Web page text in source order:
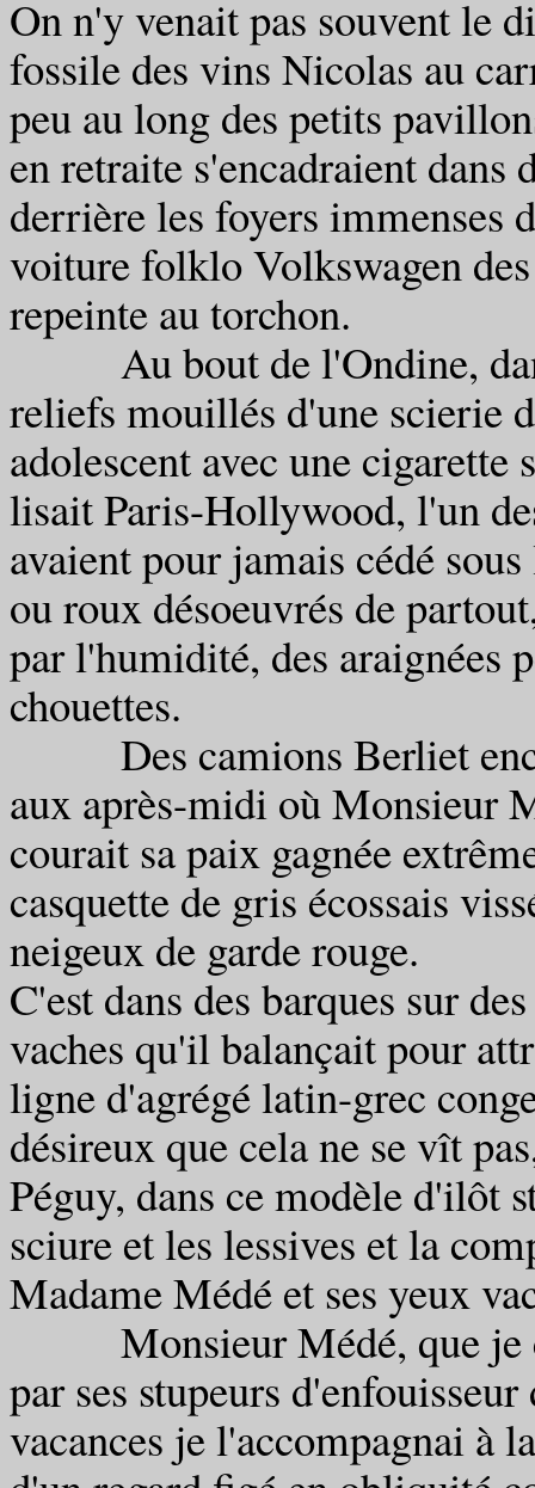
On n'y venait pas souvent le
fossile des vins Nicolas au
peu au long des petits
en retraite s'encadraient
derrière les foyers immenses
voiture folklo Volkswagen
repeinte au torchon.
Au bout de l'Ondine,
reliefs mouillés d'une scierie
adolescent avec une
lisait Paris-Hollywood, l'un
avaient pour jamais cédé
ou roux désoeuvrés de
par l'humidité, des araignées
chouettes.
Des camions Berliet
aux après-midi où Monsieur
courait sa paix gagnée
casquette de gris écossais
neigeux de garde rouge.
C'est dans des barques sur
vaches qu'il balançait pour
ligne d'agrégé latin-grec
désireux que cela ne se vît
Péguy, dans ce modèle d'ilôt
sciure et les lessives et la
Madame Médé et ses yeux
Monsieur Médé, que je
par ses stupeurs
vacances je l'accompagnai à